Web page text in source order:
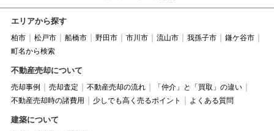
エリアから探す
柏市 松戸市 船橋市 野田市 市川市 流山市 我孫子市
鎌ケ谷市
町名から検索
不動産売却について
売却事例 売却査定 不動産売却の流れ
「仲介」と「買取」の違い
不動産売却時の諸費用
少しでも高く売るポイント よくある質問
建築について